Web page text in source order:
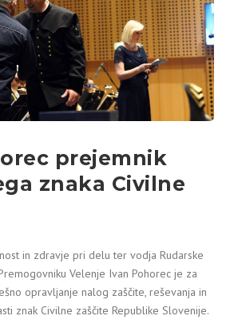
prejemnik
znaka Civilne
in zdravje pri delu ter vodja Rudarske
Velenje Ivan Pohorec je za
opravljanje nalog zaščite, reševanja in
znak Civilne zaščite Republike Slovenije.